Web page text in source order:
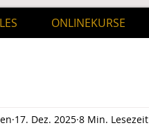
ONLINEKURSE
17. Dez. 2025 8 Min. Lesezeit